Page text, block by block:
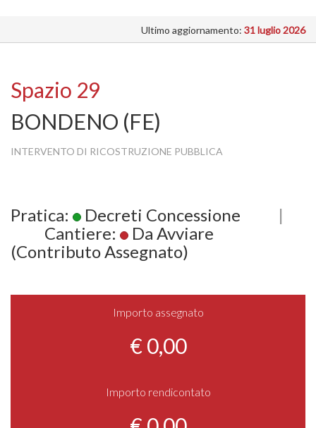
INTERVENTI
SI
INTERVIENE
Ultimo aggiornamento: 31 luglio 2026
Spazio 29
BONDENO (FE)
INTERVENTO DI RICOSTRUZIONE PUBBLICA
Pratica: Decreti Concessione
|
Cantiere:
Da Avviare
(Contributo Assegnato)
Importo assegnato
€ 0,00
Importo rendicontato